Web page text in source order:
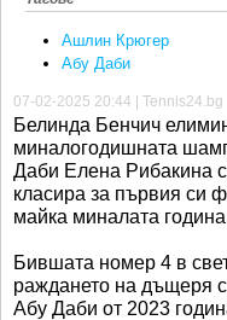
Ашлин Крюгер
Абу Даби
07-02-2025 20:44 | Tennis24.bg
Белинда Бенчич
миналогодишната
Даби Елена Рибакина
класира за първия си
майка миналата
Бившата номер 4 в
раждането на дъщеря
Абу Даби от 2023